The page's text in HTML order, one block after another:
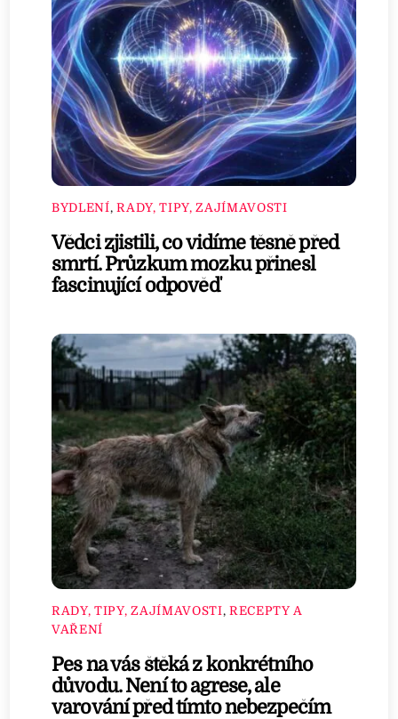
BYDLENÍ,RADY, TIPY, ZAJÍMAVOSTI
Vědci zjistili, co vidíme těsně před
smrtí. Průzkum mozku přinesl
fascinující odpověď
RADY, TIPY, ZAJÍMAVOSTI, RECEPTY A
VAŘENÍ
Pes na vás štěká z konkrétního
důvodu. Není to agrese, ale
varování před tímto nebezpečím